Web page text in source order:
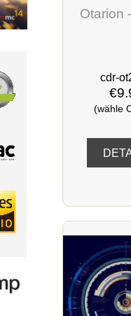
Otarion
cdr-
(wähle